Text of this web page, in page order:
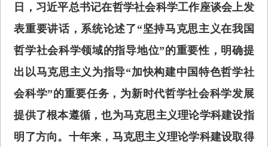
日，习近平总书记在哲学社会科学工作座谈会上发
表重要讲话，系统论述了“坚持马克思主义在我国
哲学社会科学领域的指导地位”的重要性，明确提
出以马克思主义为指导“加快构建中国特色哲学社
会科学”的重要任务，为新时代哲学社会科学发展
提供了根本遵循，也为马克思主义理论学科建设指
明了方向。十年来，马克思主义理论学科建设取得